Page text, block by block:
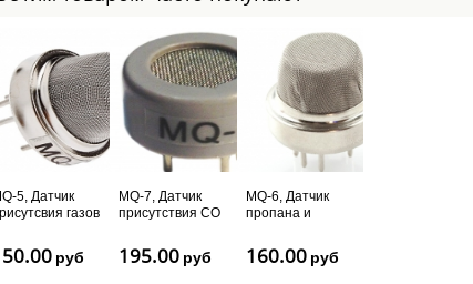
5, Датчик
газов
руб
MQ-7, Датчик
присутствия CO
195.00 руб
MQ-6, Датчик
пропана и
160.00 руб